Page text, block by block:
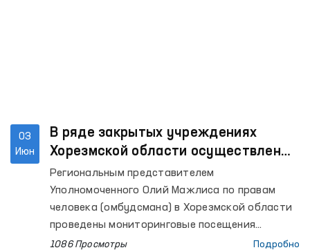
03
Июн
В ряде закрытых учреждениях
Хорезмской области осуществлены
мониторинговые посещения
Региональным представителем
Уполномоченного Олий Мажлиса по правам
человека (омбудсмана) в Хорезмской области
проведены мониторинговые посещения
Следственного изолятора № 11, Центров
1086 Просмотры Подробно